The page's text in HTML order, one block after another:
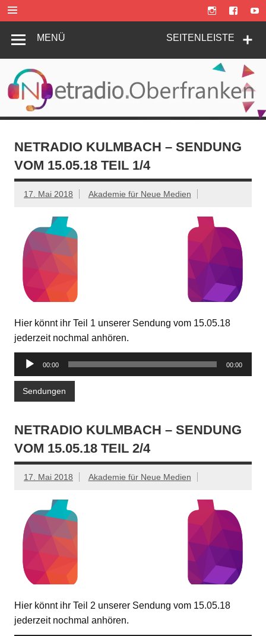
Inhalt
springen
SEITENLEISTE
MENÜ
NETRADIO KULMBACH – SENDUNG
VOM 15.05.18 TEIL 1/4
17. Mai 2018 Akademie für Neue Medien
Hier könnt ihr Teil 1 unserer Sendung vom 15.05.18
jederzeit nochmal anhören.
Audio-
Player
00:00 00:00
Sendungen
NETRADIO KULMBACH – SENDUNG
VOM 15.05.18 TEIL 2/4
17. Mai 2018 Akademie für Neue Medien
Hier könnt ihr Teil 2 unserer Sendung vom 15.05.18
jederzeit nochmal anhören.